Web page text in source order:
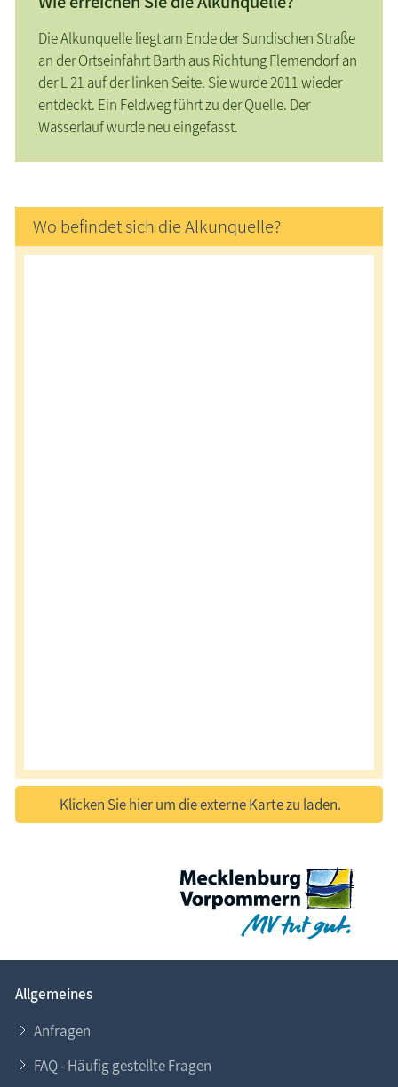
Die Alkunquelle liegt am Ende der Sundischen Straße
an der Ortseinfahrt Barth aus Richtung Flemendorf an
der L 21 auf der linken Seite. Sie wurde 2011 wieder
entdeckt. Ein Feldweg führt zu der Quelle. Der
Wasserlauf wurde neu eingefasst.
Wo befindet sich die Alkunquelle?
Klicken Sie hier um die externe Karte zu laden.
Allgemeines
Anfragen
FAQ - Häufig gestellte Fragen